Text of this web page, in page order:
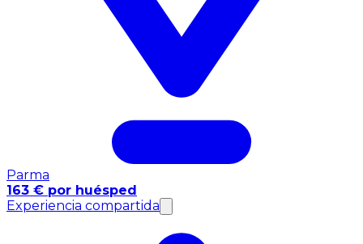
Parma
163 € por huésped
Experiencia compartida